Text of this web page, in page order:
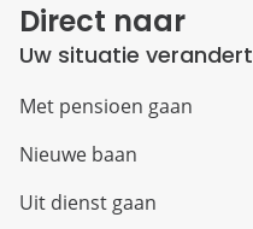
Direct naar
Uw situatie verandert
Met pensioen gaan
Nieuwe baan
Uit dienst gaan